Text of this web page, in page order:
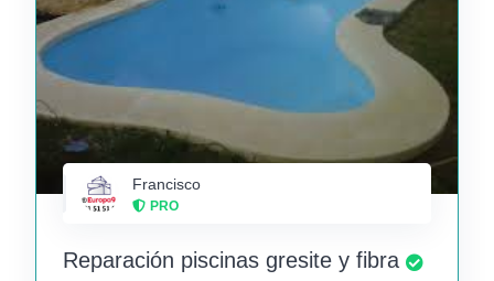
Francisco
PRO
Reparación piscinas gresite y fibra